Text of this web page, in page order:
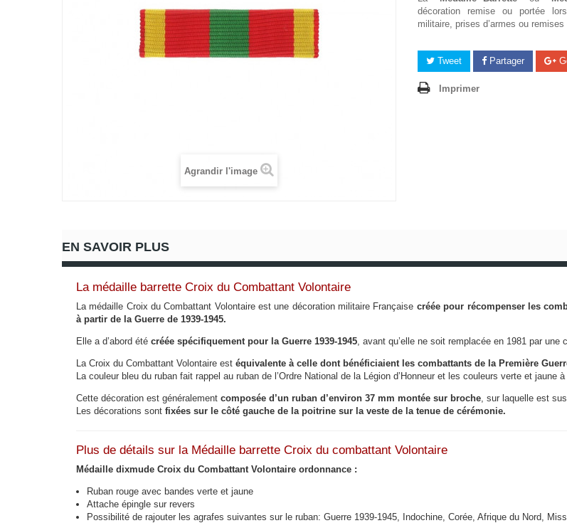
Agrandir l'image
décoration remise ou portée
militaire, prises d’armes ou
Tweet Partager
Imprimer
EN SAVOIR PLUS
La médaille barrette Croix du Combattant Volontaire
La médaille Croix du Combattant Volontaire est une décoration militaire Française créée pour récompenser les
à partir de la Guerre de 1939-1945.
Elle a d’abord été créée spécifiquement pour la Guerre 1939-1945, avant qu’elle ne soit remplacée en 1981 par
La Croix du Combattant Volontaire est équivalente à celle dont bénéficiaient les combattants de la Première
La couleur bleu du ruban fait rappel au ruban de l’Ordre National de la Légion d’Honneur et les couleurs verte et jaune
Cette décoration est généralement composée d’un ruban d’environ 37 mm montée sur broche, sur laquelle est
Les décorations sont fixées sur le côté gauche de la poitrine sur la veste de la tenue de cérémonie.
Plus de détails sur la Médaille barrette Croix du combattant Volontaire
Médaille dixmude Croix du Combattant Volontaire ordonnance :
Ruban rouge avec bandes verte et jaune
Attache épingle sur revers
Possibilité de rajouter les agrafes suivantes sur le ruban: Guerre 1939-1945, Indochine, Corée, Afrique du Nord,